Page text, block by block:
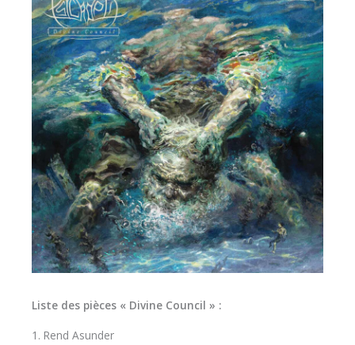
Liste des pièces « Divine Council » :
1. Rend Asunder